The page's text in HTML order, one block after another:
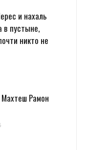
и нахаль
в пустыне,
никто не
Махтеш Рамон